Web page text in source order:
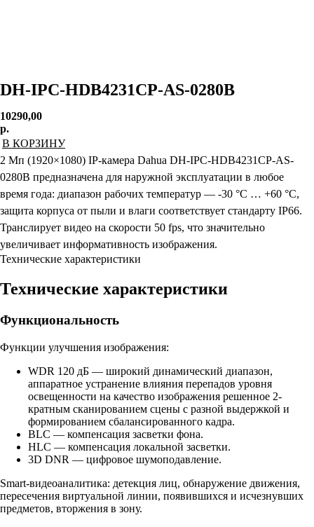
DH-IPC-HDB4231CP-AS-0280B
10290,00
р.
В КОРЗИНУ
2 Мп (1920×1080) IP-камера Dahua DH-IPC-HDB4231CP-AS-
0280B предназначена для наружной эксплуатации в любое
время года: диапазон рабочих температур — -30 °C … +60 °C,
защита корпуса от пыли и влаги соответствует стандарту IP66.
Транслирует видео на скорости 50 fps, что значительно
увеличивает информативность изображения.
Технические характеристики
Технические характеристики
Функциональность
Функции улучшения изображения:
WDR 120 дБ — широкий динамический диапазон,
аппаратное устранение влияния перепадов уровня
освещенности на качество изображения решенное 2-
кратным сканированием сцены с разной выдержкой и
формированием сбалансированного кадра.
BLC — компенсация засветки фона.
HLC — компенсация локальной засветки.
3D DNR — цифровое шумоподавление.
Smart-видеоаналитика: детекция лиц, обнаружение движения,
пересечения виртуальной линии, появившихся и исчезнувших
предметов, вторжения в зону.